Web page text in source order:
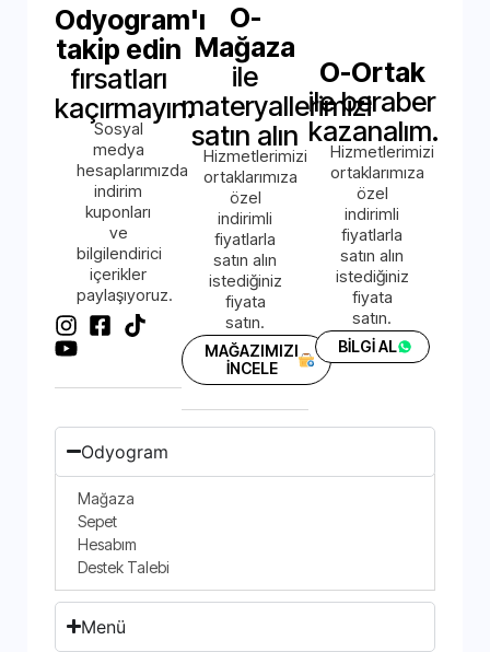
Odyogram'ı
takip edin
fırsatları
kaçırmayın.
Sosyal
medya
hesaplarımızda
indirim
kuponları
ve
bilgilendirici
içerikler
paylaşıyoruz.
O-
Mağaza
ile
materyallerimizi
satın alın
Hizmetlerimizi
ortaklarımıza
özel
indirimli
fiyatlarla
satın alın
istediğiniz
fiyata
satın.
MAĞAZIMIZI
İNCELE
O-Ortak
ile beraber
kazanalım.
Hizmetlerimizi
ortaklarımıza
özel
indirimli
fiyatlarla
satın alın
istediğiniz
fiyata
satın.
BİLGİ AL
Odyogram
Mağaza
Sepet
Hesabım
Destek Talebi
Menü